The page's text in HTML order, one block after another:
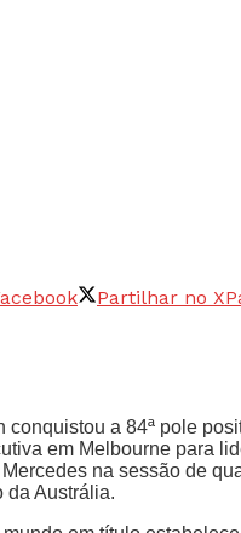
Partilhar no X
conquistou a 84ª pole
em Melbourne para
na sessão de
da Austrália.